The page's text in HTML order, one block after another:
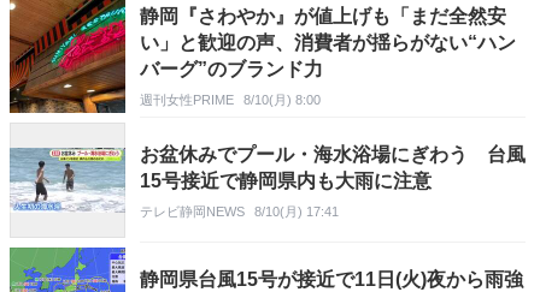
静岡『さわやか』が値上げも「まだ全然安
い」と歓迎の声、消費者が揺らがない“ハン
バーグ”のブランド力
週刊女性PRIME 8/10(月) 8:00
お盆休みでプール・海水浴場にぎわう 台風
15号接近で静岡県内も大雨に注意
テレビ静岡NEWS 8/10(月) 17:41
静岡県台風15号が接近で11日(火)夜から雨強